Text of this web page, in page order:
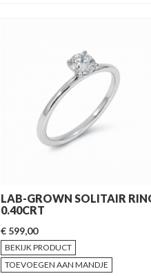
LAB-GROWN SOLITAIR
0.40CRT
€ 599,00
BEKIJK PRODUCT
TOEVOEGEN AAN MANDJE